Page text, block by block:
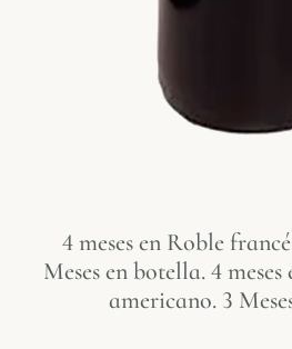
4 meses en Roble
Meses en botella. 4
americano. 3